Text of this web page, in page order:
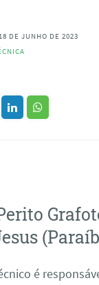
DE JUNHO DE 2023
é